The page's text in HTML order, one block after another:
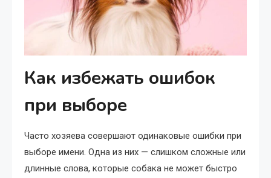
Как избежать ошибок
при выборе
Часто хозяева совершают одинаковые ошибки при
выборе имени. Одна из них — слишком сложные или
длинные слова, которые собака не может быстро